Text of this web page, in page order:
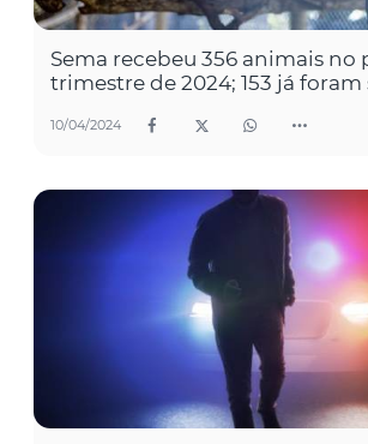
Sema recebeu 356 animais no
trimestre de 2024; 153 já foram
10/04/2024